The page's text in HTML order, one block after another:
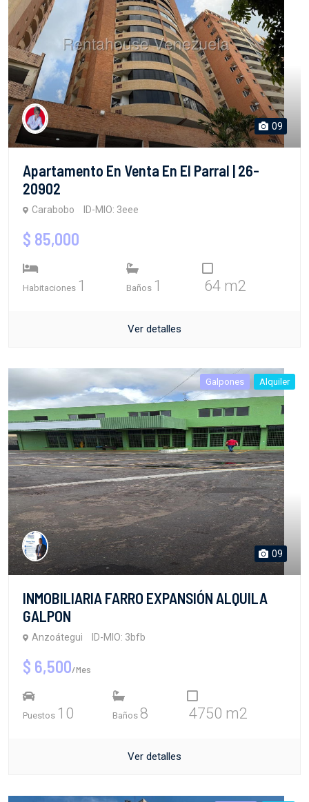
09
Apartamento En Venta En El Parral | 26-
20902
Carabobo ID-MIO: 3eee
$ 85,000
Habitaciones 1 Baños 1 64 m2
Ver detalles
Galpones Alquiler
09
INMOBILIARIA FARRO EXPANSIÓN ALQUILA
GALPON
Anzoátegui ID-MIO: 3bfb
$ 6,500/Mes
Puestos 10 Baños 8 4750 m2
Ver detalles